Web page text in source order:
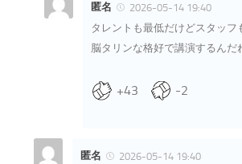
匿名
2026-05-14 19:40
タレントも最低だけどスタッフ
脳タリンな格好で講演するんだ
+43 -2
匿名
2026-05-14 19:40